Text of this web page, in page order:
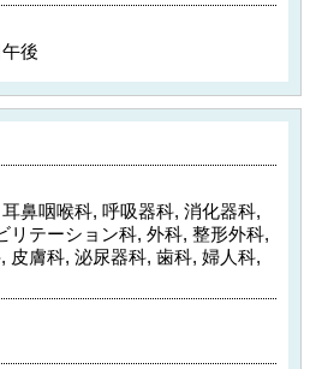
後
鼻咽喉科, 呼吸器科, 消化器科,
リテーション科, 外科, 整形外科,
皮膚科, 泌尿器科, 歯科, 婦人科,